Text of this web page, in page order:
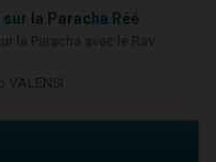
la Paracha Réé